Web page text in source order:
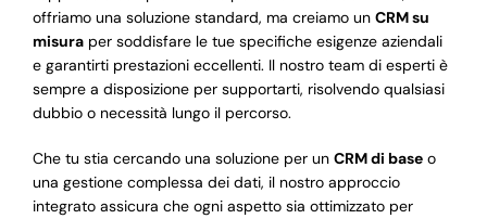
offriamo una soluzione standard, ma creiamo un CRM su
misuraper soddisfare le tue specifiche esigenze aziendali
e garantirti prestazioni eccellenti. Il nostro team di esperti è
sempre a disposizione per supportarti, risolvendo qualsiasi
dubbio o necessità lungo il percorso.
Che tu stia cercando una soluzione per un CRM di baseo
una gestione complessa dei dati, il nostro approccio
integrato assicura che ogni aspetto sia ottimizzato per